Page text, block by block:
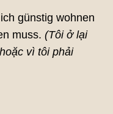
günstig wohnen
muss. (Tôi ở lại
vì tôi phải